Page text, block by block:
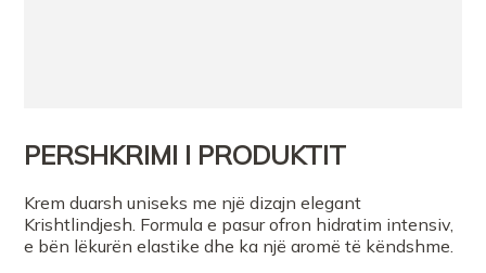
PERSHKRIMI I PRODUKTIT
Krem duarsh uniseks me një dizajn elegant
Krishtlindjesh. Formula e pasur ofron hidratim intensiv,
e bën lëkurën elastike dhe ka një aromë të këndshme.